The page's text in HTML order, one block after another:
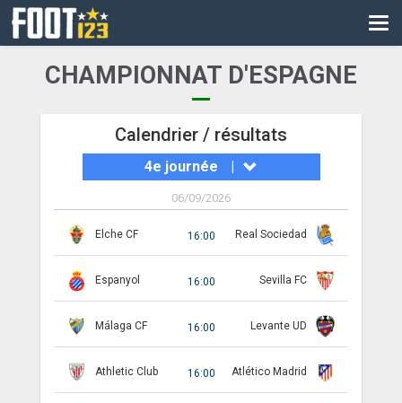
CM
LIGUE DES CHAMPIONS
LES DIRECTS
NATIONAL
COUPE DE LA LIGUE
CHAMPIONNAT D'ESPAGNE
Calendrier / résultats
4e journée |
06/09/2026
Elche CF 16:00 Real Sociedad
Espanyol 16:00 Sevilla FC
Málaga CF 16:00 Levante UD
Athletic Club 16:00 Atlético Madrid